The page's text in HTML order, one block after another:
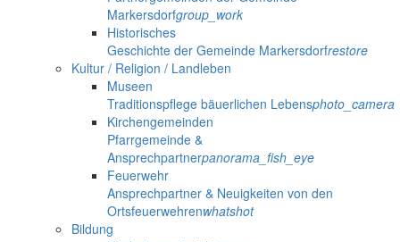
Markersdorfgroup_work
Historisches
Geschichte der Gemeinde Markersdorfrestore
Kultur / Religion / Landleben
Museen
Traditionspflege bäuerlichen Lebensphoto_camera
Kirchengemeinden
Pfarrgemeinde &
Ansprechpartnerpanorama_fish_eye
Feuerwehr
Ansprechpartner & Neuigkeiten von den
Ortsfeuerwehrenwhatshot
Bildung